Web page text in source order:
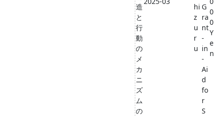
造
と
行
動
の
メ
カ
ニ
ズ
ム
の
hi
z
u
r
u
G
ra
nt
-
in
-
Ai
d
fo
r
S
0
0
Y
e
n